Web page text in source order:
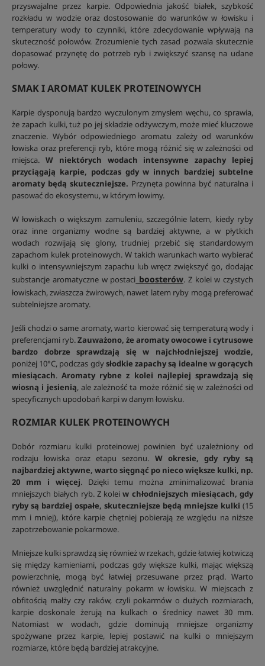
przyswajalne przez karpie. Odpowiednia jakość białek, szybkość
rozkładu w wodzie oraz dostosowanie do warunków w łowisku i
temperatury wody to czynniki, które zdecydowanie wpływają na
skuteczność połowów. Zrozumienie tych zasad pozwala skutecznie
dopasować przynętę do potrzeb ryb i zwiększyć szansę na udane
połowy.
SMAK I AROMAT KULEK PROTEINOWYCH
Karpie dysponują bardzo wyczulonym zmysłem węchu, co sprawia,
że zapach kulki, tuż po jej składzie odżywczym, może mieć kluczowe
znaczenie. Wybór odpowiedniego aromatu zależy od warunków
łowiska oraz preferencji ryb, które mogą różnić się w zależności od
miejsca. W niektórych wodach intensywne zapachy lepiej
przyciągają karpie, podczas gdy w innych bardziej subtelne
aromaty będą skuteczniejsze. Przynęta powinna być naturalna i
pasować do ekosystemu, w którym łowimy.
W łowiskach o większym zamuleniu, szczególnie latem, kiedy ryby
oraz inne organizmy wodne są bardziej aktywne, a w płytkich
wodach rozwijają się glony, trudniej przebić się standardowym
zapachom kulek proteinowych. W takich warunkach warto wybierać
kulki o intensywniejszym zapachu lub wręcz zwiększyć go, dodając
substancje aromatyczne w postaci boosterów. Z kolei w czystych
łowiskach, zwłaszcza żwirowych, nawet latem ryby mogą preferować
subtelniejsze aromaty.
Jeśli chodzi o same aromaty, warto kierować się temperaturą wody i
preferencjami ryb.Zauważono, że aromaty owocowe i cytrusowe
bardzo dobrze sprawdzają się w najchłodniejszej wodzie,
poniżej 10°C, podczas gdysłodkie zapachy są idealne w gorących
miesiącach. Aromaty rybne z kolei najlepiej sprawdzają się
wiosną i jesienią, ale zależność ta może różnić się w zależności od
specyficznych upodobań karpi w danym łowisku.
ROZMIAR KULEK PROTEINOWYCH
Dobór rozmiaru kulki proteinowej powinien być uzależniony od
rodzaju łowiska oraz etapu sezonu. W okresie, gdy ryby są
najbardziej aktywne, warto sięgnąć po nieco większe kulki, np.
20 mm i więcej. Dzięki temu można zminimalizować brania
mniejszych białych ryb. Z kolei w chłodniejszych miesiącach, gdy
ryby są bardziej ospałe, skuteczniejsze będą mniejsze kulki (15
mm i mniej), które karpie chętniej pobierają ze względu na niższe
zapotrzebowanie pokarmowe.
Mniejsze kulki sprawdzą się również w rzekach, gdzie łatwiej kotwiczą
się między kamieniami, podczas gdy większe kulki, mając większą
powierzchnię, mogą być łatwiej przesuwane przez prąd. Warto
również uwzględnić naturalny pokarm w łowisku. W miejscach z
obfitością małży czy raków, czyli pokarmów o dużych rozmiarach,
karpie doskonale żerują na kulkach o średnicy nawet 30 mm.
Natomiast w wodach, gdzie dominują mniejsze organizmy
spożywane przez karpie, lepiej postawić na kulki o mniejszym
rozmiarze, które będą bardziej atrakcyjne.